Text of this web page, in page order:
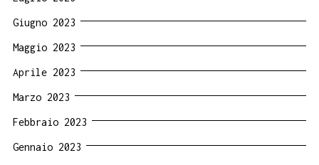
Giugno 2023
Maggio 2023
Aprile 2023
Marzo 2023
Febbraio 2023
Gennaio 2023